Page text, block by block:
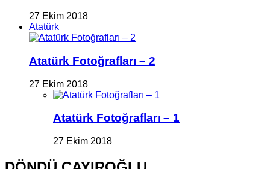
27 Ekim 2018
Atatürk
Atatürk Fotoğrafları – 2
27 Ekim 2018
Atatürk Fotoğrafları – 1
27 Ekim 2018